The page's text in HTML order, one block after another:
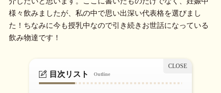
様々飲みましたが、私の中で思い出深い代表格を選びまし
た！ちなみに今も授乳中なので引き続きお世話になっている
飲み物達です！
目次リスト Outline